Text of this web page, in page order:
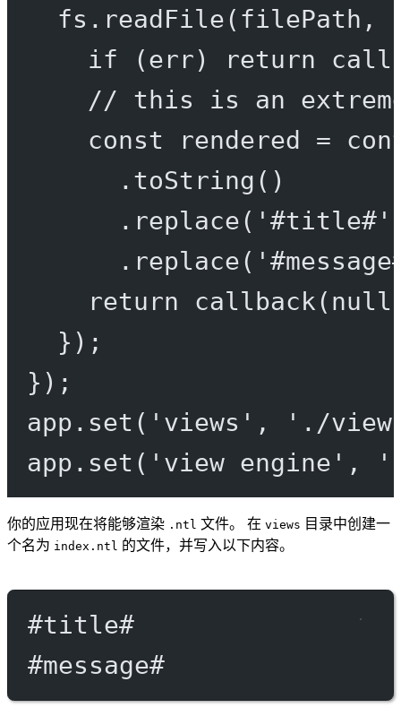
fs. readFile(filePath,
if (err) return
// this is an
const
rendered =
. toString ()
. replace( '#title#'
. replace(
return
callback( null
});
});
app. set ( 'views' ,
'./
app. set ( 'view engine' ,
你的应用现在将能够渲染 .ntl 文件。 在 views 目录中创建一
个名为 index.ntl 的文件，并写入以下内容。
#title#
#message#